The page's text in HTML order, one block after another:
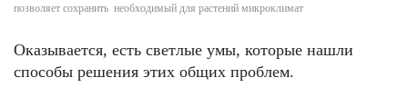
позволяет сохранить необходимый для растений микроклимат
Оказывается, есть светлые умы, которые нашли
способы решения этих общих проблем.